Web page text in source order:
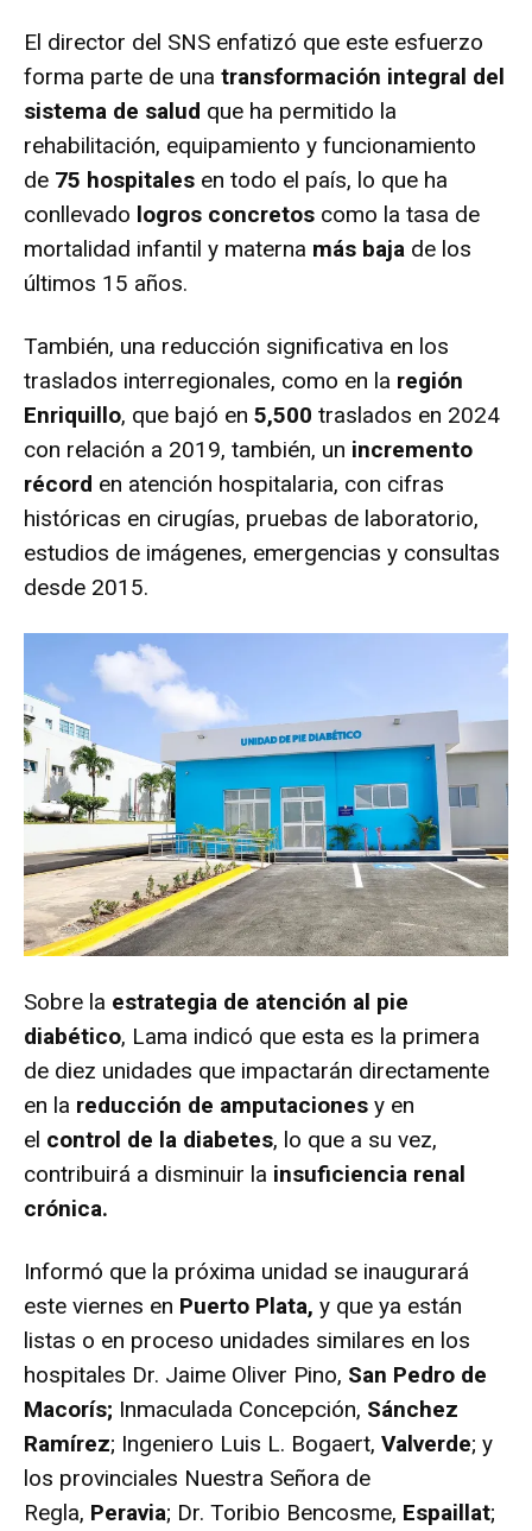
El director del SNS enfatizó que este esfuerzo
forma parte de una transformación integral del
sistema de salud que ha permitido la
rehabilitación, equipamiento y funcionamiento
de 75 hospitales en todo el país, lo que ha
conllevado logros concretos como la tasa de
mortalidad infantil y materna más baja de los
últimos 15 años.
También, una reducción significativa en los
traslados interregionales, como en la región
Enriquillo, que bajó en 5,500 traslados en 2024
con relación a 2019, también, un incremento
récord en atención hospitalaria, con cifras
históricas en cirugías, pruebas de laboratorio,
estudios de imágenes, emergencias y consultas
desde 2015.
Sobre la estrategia de atención al pie
diabético, Lama indicó que esta es la primera
de diez unidades que impactarán directamente
en la reducción de amputaciones y en
el control de la diabetes, lo que a su vez,
contribuirá a disminuir la insuficiencia renal
crónica.
Informó que la próxima unidad se inaugurará
este viernes en Puerto Plata, y que ya están
listas o en proceso unidades similares en los
hospitales Dr. Jaime Oliver Pino, San Pedro de
Macorís; Inmaculada Concepción, Sánchez
Ramírez; Ingeniero Luis L. Bogaert, Valverde; y
los provinciales Nuestra Señora de
Regla, Peravia; Dr. Toribio Bencosme, Espaillat;